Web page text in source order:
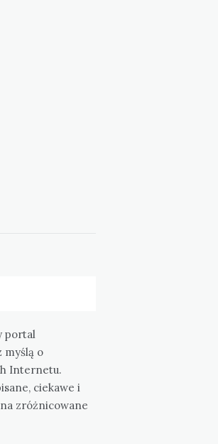
portal
o
Internetu.
ciekawe i
zróżnicowane